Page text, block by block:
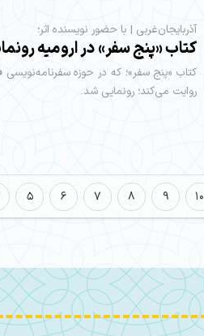
آذربایجان‌غربی | با حضور نویسنده اثر؛
کتاب «پنج سفر» در ارومیه
کتاب «پنج سفر»؛ که در حوزه
روایت می‌کند؛ رونمایی شد.
5 6 7 8 9 10